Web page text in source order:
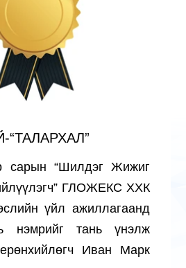
сарын “Шилдэг Жижиг
ГЛОЖЕКС ХХК
үйл ажиллагаанд
нэмрийг тань үнэлж
Иван Марк